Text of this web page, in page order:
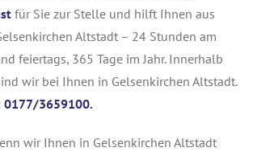
für Sie zur Stelle und hilft Ihnen aus
Altstadt – 24 Stunden am
feiertags, 365 Tage im Jahr. Innerhalb
wir bei Ihnen in Gelsenkirchen Altstadt.
0177/3659100.
wir Ihnen in Gelsenkirchen Altstadt